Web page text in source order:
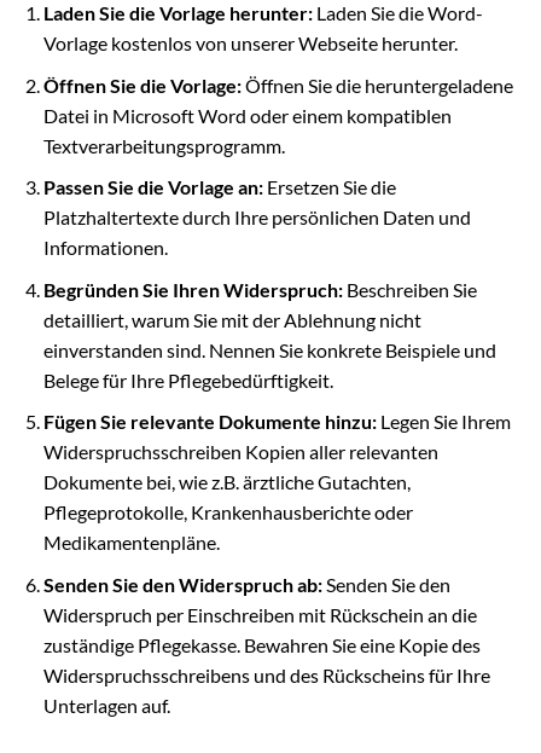
Laden Sie die Vorlage herunter:Laden Sie die Word-
Vorlage kostenlos von unserer Webseite herunter.
Öffnen Sie die Vorlage:Öffnen Sie die heruntergeladene
Datei in Microsoft Word oder einem kompatiblen
Textverarbeitungsprogramm.
Passen Sie die Vorlage an:Ersetzen Sie die
Platzhaltertexte durch Ihre persönlichen Daten und
Informationen.
Begründen Sie Ihren Widerspruch:Beschreiben Sie
detailliert, warum Sie mit der Ablehnung nicht
einverstanden sind. Nennen Sie konkrete Beispiele und
Belege für Ihre Pflegebedürftigkeit.
Fügen Sie relevante Dokumente hinzu:Legen Sie Ihrem
Widerspruchsschreiben Kopien aller relevanten
Dokumente bei, wie z.B. ärztliche Gutachten,
Pflegeprotokolle, Krankenhausberichte oder
Medikamentenpläne.
Senden Sie den Widerspruch ab:Senden Sie den
Widerspruch per Einschreiben mit Rückschein an die
zuständige Pflegekasse. Bewahren Sie eine Kopie des
Widerspruchsschreibens und des Rückscheins für Ihre
Unterlagen auf.